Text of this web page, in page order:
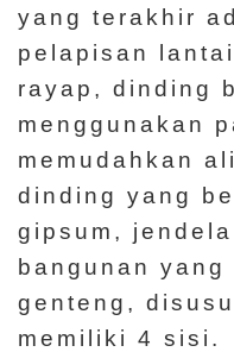
yang terakhir
pelapisan
rayap, dinding
menggunakan
memudahkan
dinding yang
gipsum,
bangunan yang
genteng,
memiliki 4 sisi.